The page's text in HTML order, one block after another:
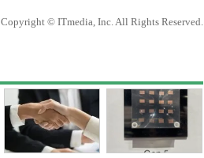
Copyright © ITmedia, Inc. All Rights Reserved.